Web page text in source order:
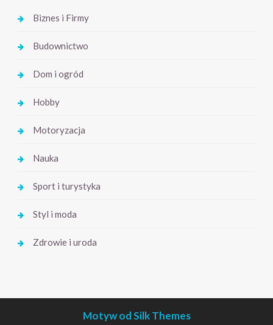
Biznes i Firmy
Budownictwo
Dom i ogród
Hobby
Motoryzacja
Nauka
Sport i turystyka
Styl i moda
Zdrowie i uroda
Motyw od Silk Themes